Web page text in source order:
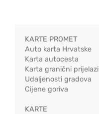
KARTE PROMET
Auto karta Hrvatske
Karta autocesta
Karta granični prijelazi
Udaljenosti gradova
Cijene goriva
KARTE